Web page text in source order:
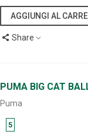
AGGIUNGI AL
Share
PUMA BIG CAT
Puma
5